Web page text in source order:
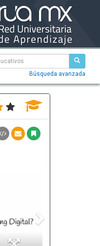
Búsqueda avanzada